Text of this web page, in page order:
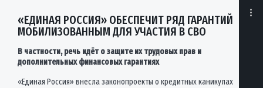
«ЕДИНАЯ РОССИЯ» ОБЕСПЕЧИТ РЯД ГАРАНТИЙ
МОБИЛИЗОВАННЫМ ДЛЯ УЧАСТИЯ В СВО
В частности, речь идёт о защите их трудовых прав и
дополнительных финансовых гарантиях
«Единая Россия» внесла законопроекты о кредитных каникулах